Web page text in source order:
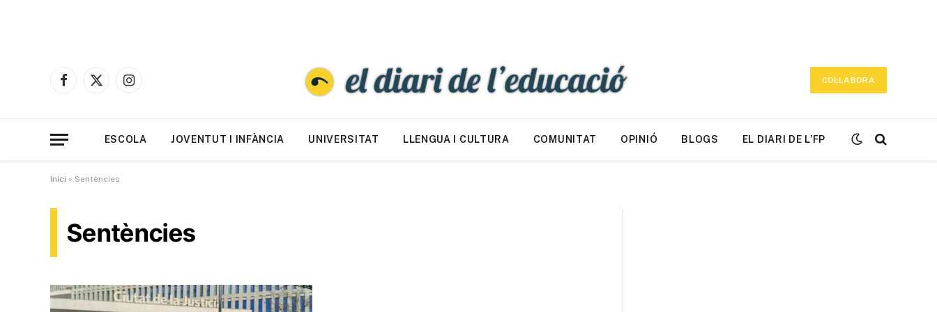
Facebook
X
Instagram
COL·LABORA
ESCOLA JOVENTUT I INFÀNCIA UNIVERSITAT LLENGUA I CULTURA COMUNITAT OPINIÓ BLOGS EL DIARI DE L’FP
Inici » Sentències
Sentències